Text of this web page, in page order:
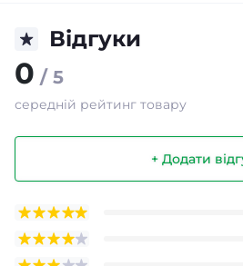
Відгуки
0 / 5
середній рейтинг товару
+ Додати